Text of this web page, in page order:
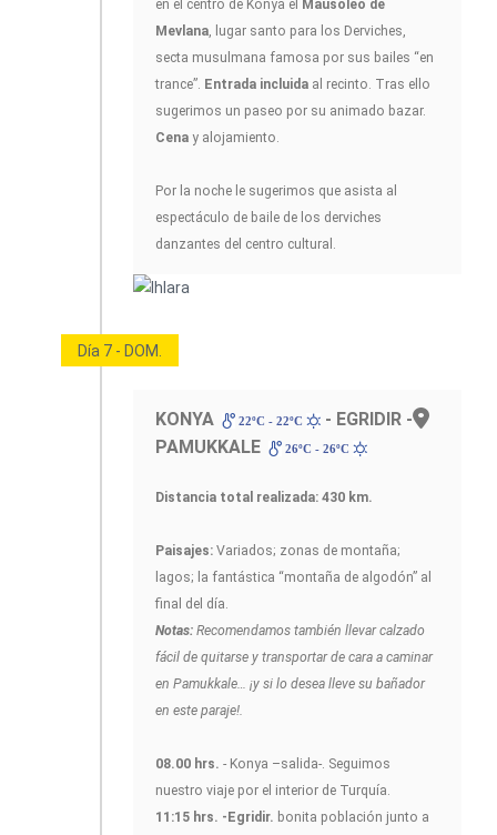
en el centro de Konya el Mausoleo de
Mevlana, lugar santo para los Derviches,
secta musulmana famosa por sus bailes “en
trance”. Entrada incluida al recinto. Tras ello
sugerimos un paseo por su animado bazar.
Cena y alojamiento.
Por la noche le sugerimos que asista al
espectáculo de baile de los derviches
danzantes del centro cultural.
Día 7 - DOM.
KONYA 22ºC - 22ºC
- EGRIDIR -
PAMUKKALE
26ºC - 26ºC
Distancia total realizada: 430 km.
Paisajes: Variados; zonas de montaña;
lagos; la fantástica “montaña de algodón” al
final del día.
Notas: Recomendamos también llevar calzado
fácil de quitarse y transportar de cara a caminar
en Pamukkale… ¡y si lo desea lleve su bañador
en este paraje!.
08.00 hrs. - Konya –salida-. Seguimos
nuestro viaje por el interior de Turquía.
11:15 hrs. -Egridir. bonita población junto a